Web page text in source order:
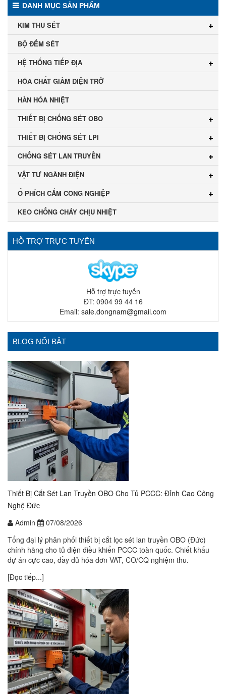
DANH MỤC SẢN PHẨM
KIM THU SÉT
BỘ ĐẾM SÉT
HỆ THỐNG TIẾP ĐỊA
HÓA CHẤT GIẢM ĐIỆN TRỞ
HÀN HÓA NHIỆT
THIẾT BỊ CHỐNG SÉT OBO
THIẾT BỊ CHỐNG SÉT LPI
CHỐNG SÉT LAN TRUYỀN
VẬT TƯ NGÀNH ĐIỆN
Ổ PHÍCH CẮM CÔNG NGHIỆP
KEO CHỐNG CHÁY CHỊU NHIỆT
HỖ TRỢ TRỰC TUYẾN
Hỗ trợ trực tuyến
ĐT: 0904 99 44 16
Email: sale.dongnam@gmail.com
BLOG NỔI BẬT
Thiết Bị Cắt Sét Lan Truyền OBO Cho Tủ PCCC: Đỉnh Cao Công
Nghệ Đức
Admin
07/08/2026
Tổng đại lý phân phối thiết bị cắt lọc sét lan truyền OBO (Đức)
chính hãng cho tủ điện điều khiển PCCC toàn quốc. Chiết khấu
dự án cực cao, đầy đủ hóa đơn VAT, CO/CQ nghiệm thu.
[Đọc tiếp...]